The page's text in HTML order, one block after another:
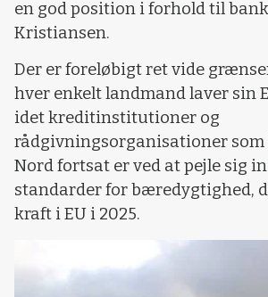
en god position i forhold til
Kristiansen.
Der er foreløbigt ret vide
hver enkelt landmand laver sin
idet kreditinstitutioner og
rådgivningsorganisationer som
Nord fortsat er ved at pejle sig
standarder for bæredygtighed,
kraft i EU i 2025.